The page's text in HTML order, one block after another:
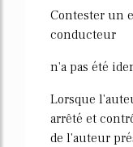
Contester un
conducteur
n'a pas été
Lorsque
arrêté et
de l'auteur